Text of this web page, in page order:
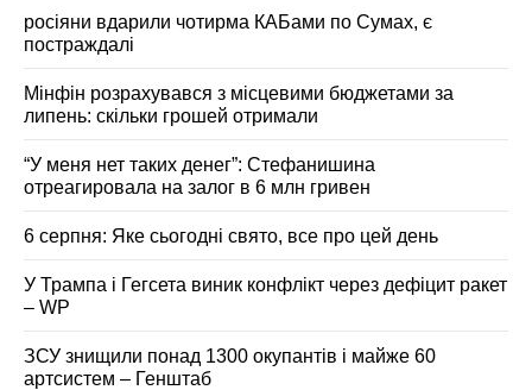
росіяни вдарили чотирма КАБами по Сумах, є
постраждалі
Мінфін розрахувався з місцевими бюджетами за
липень: скільки грошей отримали
“У меня нет таких денег”: Стефанишина
отреагировала на залог в 6 млн гривен
6 серпня: Яке сьогодні свято, все про цей день
У Трампа і Гегсета виник конфлікт через дефіцит ракет
– WP
ЗСУ знищили понад 1300 окупантів і майже 60
артсистем – Генштаб